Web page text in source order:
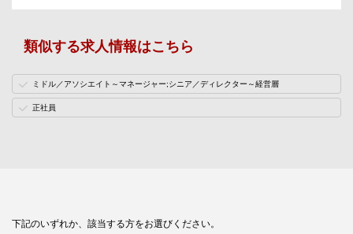
類似する求人情報はこちら
ミドル／アソシエイト～マネージャー;シニア／ディレクター～経営層
正社員
下記のいずれか、該当する方をお選びください。